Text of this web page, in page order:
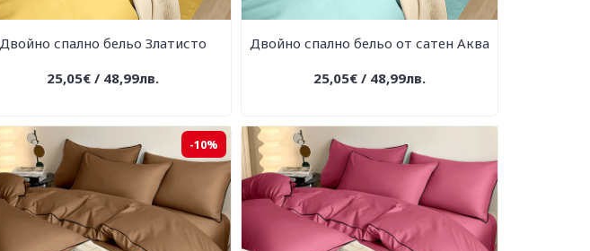
Двойно спално бельо Златисто
25,05€ / 48,99лв.
Двойно спално бельо от сатен Аква
25,05€ / 48,99лв.
-10%